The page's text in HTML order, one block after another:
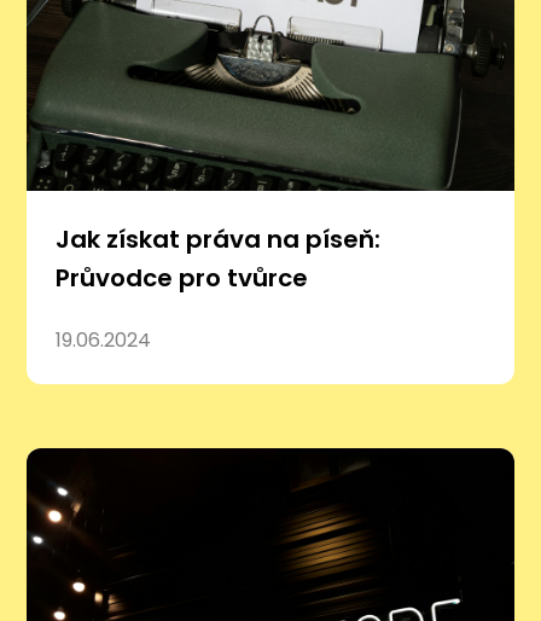
Jak získat práva na píseň:
Průvodce pro tvůrce
19.06.2024